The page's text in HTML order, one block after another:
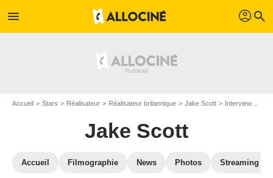
menu profil search
Accueil Stars Réalisateur Réalisateur britannique Jake Scott Interviews de Jake Scott
Jake Scott
Accueil Filmographie News Photos Streaming